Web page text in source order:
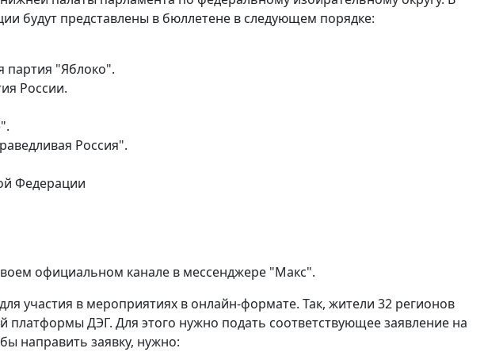
будут представлены в бюллетене в следующем порядке:
партия "Яблоко".
России.
Россия".
Федерации
официальном канале в мессенджере "Макс".
участия в мероприятиях в онлайн-формате. Так, жители 32 регионов
платформы ДЭГ. Для этого нужно подать соответствующее заявление на
направить заявку, нужно: